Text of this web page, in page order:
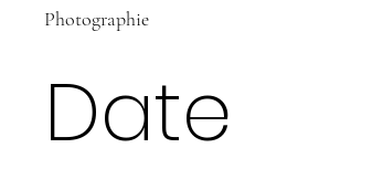
Photographie
Date